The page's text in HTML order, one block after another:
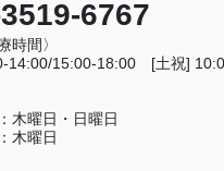
6767
時間〉
14:00/15:00-18:00 [土祝]
木曜日・日曜日
木曜日